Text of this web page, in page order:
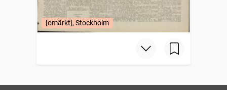
[omärkt], Stockholm